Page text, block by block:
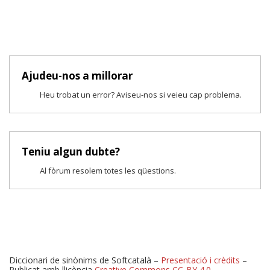
Ajudeu-nos a millorar
Heu trobat un error? Aviseu-nos si veieu cap problema.
Teniu algun dubte?
Al fòrum resolem totes les qüestions.
Diccionari de sinònims de Softcatalà – Presentació i crèdits –